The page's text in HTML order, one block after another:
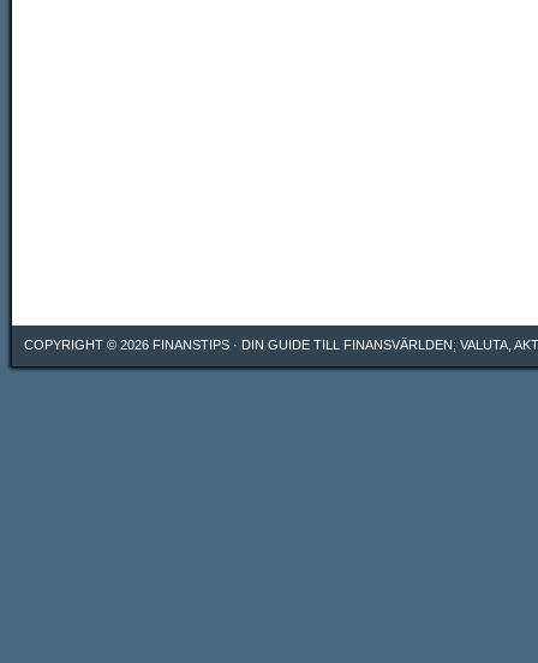
COPYRIGHT © 2026 FINANSTIPS · DIN GUIDE TILL FINANSVÄRLDEN; VALUTA,